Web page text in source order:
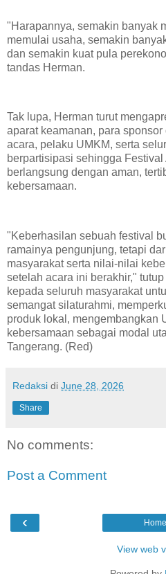
"Harapannya, semakin banyak
memulai usaha, semakin
dan semakin kuat pula
tandas Herman.
Tak lupa, Herman turut
aparat keamanan, para
acara, pelaku UMKM, serta
berpartisipasi sehingga
berlangsung dengan aman,
kebersamaan.
"Keberhasilan sebuah festival
ramainya pengunjung, tetapi
masyarakat serta nilai-nilai
setelah acara ini berakhir,"
kepada seluruh masyarakat
semangat silaturahmi,
produk lokal, mengembangkan
kebersamaan sebagai modal
Tangerang. (Red)
Redaksi di June 28, 2026
Share
No comments:
Post a Comment
‹ Home
View web